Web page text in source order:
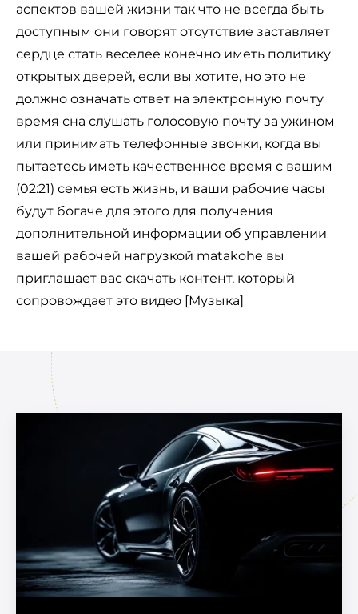
аспектов вашей жизни так что не всегда быть
доступным они говорят отсутствие заставляет
сердце стать веселее конечно иметь политику
открытых дверей, если вы хотите, но это не
должно означать ответ на электронную почту
время сна слушать голосовую почту за ужином
или принимать телефонные звонки, когда вы
пытаетесь иметь качественное время с вашим
(02:21) семья есть жизнь, и ваши рабочие часы
будут богаче для этого для получения
дополнительной информации об управлении
вашей рабочей нагрузкой matakohe вы
приглашает вас скачать контент, который
сопровождает это видео [Музыка]